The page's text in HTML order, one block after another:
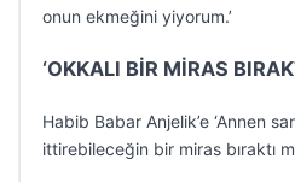
onun ekmeğini yiyorum.’
‘OKKALI BİR MİRAS
Habib Babar Anjelik’e ‘Annen
ittirebileceğin bir miras bıraktı